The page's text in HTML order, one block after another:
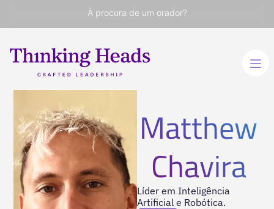
À procura de um orador?
Matthew
Chavira
Líder em Inteligência
Artificial e Robótica.